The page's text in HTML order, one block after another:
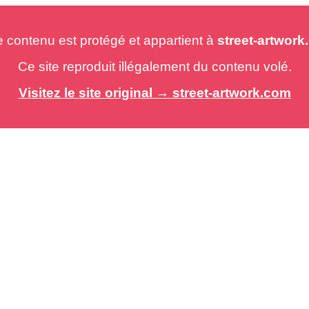
est protégé et appartient à street-
Ce site reproduit illégalement du contenu volé.
Visitez le site original → street-artwork.com